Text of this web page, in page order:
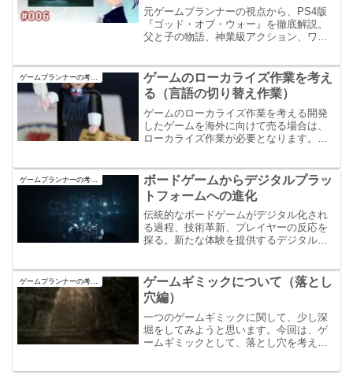
した完成形
元ゲームプランナーの視点から、PS4版
『ゴッド・オブ・ウォー』を徹底解説。
父と子の物語、神業級アクション、ワン
プレイにも最適な理由とは。
ゲームプランナーの考え方
ゲームのローカライズ作業を考え
る（言語の切り替え作業）
ゲームのローカライズ作業を考える開発
したゲームを海外に向けて売る場合は、
ローカライズ作業が必要となります。今
わけではなく、その前段階から注意が必
要なので一読してもらえると良いと思い
ます。
ボードゲームからデジタルプラッ
トフォームへの進化
伝統的なボードゲームがデジタル化され
る過程、技術革新、プレイヤーの反応を
探る。新たな体験を提供するデジタルプ
ゲームプランナーの考え方
ゲームギミックについて（落とし
穴編）
一つのゲームギミックに関して、少し深
堀をしてみようと思います。今回は、ゲ
ームギミックとして、落とし穴を考えた